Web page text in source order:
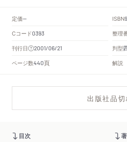
定価-- ISBN
Cコード0393
整理
刊行日
2001/06/21 判型
ページ数440頁 解説
出版社品切
目次